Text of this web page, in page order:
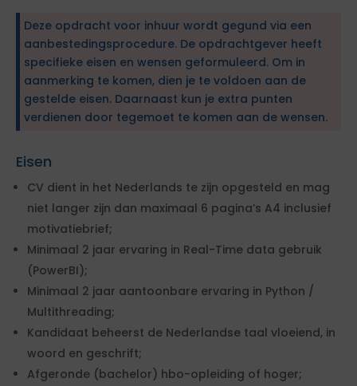
Deze opdracht voor inhuur wordt gegund via een
aanbestedingsprocedure. De opdrachtgever heeft
specifieke eisen en wensen geformuleerd. Om in
aanmerking te komen, dien je te voldoen aan de
gestelde eisen. Daarnaast kun je extra punten
verdienen door tegemoet te komen aan de wensen.
Eisen
CV dient in het Nederlands te zijn opgesteld en mag
niet langer zijn dan maximaal 6 pagina’s A4 inclusief
motivatiebrief;
Minimaal 2 jaar ervaring in Real-Time data gebruik
(PowerBI);
Minimaal 2 jaar aantoonbare ervaring in Python /
Multithreading;
Kandidaat beheerst de Nederlandse taal vloeiend, in
woord en geschrift;
Afgeronde (bachelor) hbo-opleiding of hoger;